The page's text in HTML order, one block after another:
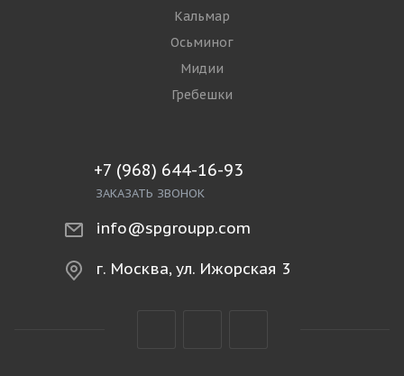
Кальмар
Осьминог
Мидии
Гребешки
+7 (968) 644-16-93
ЗАКАЗАТЬ ЗВОНОК
info@spgroupp.com
г. Москва, ул. Ижорская 3